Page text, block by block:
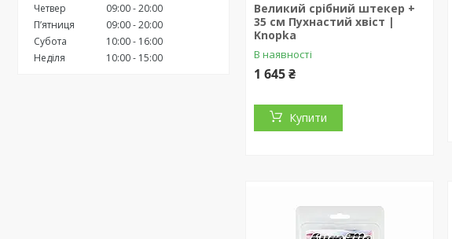
Четвер
09:00 20:00
Пʼятниця
09:00 20:00
Субота
10:00
16:00
Неділя
10:00 15:00
Великий срібний штекер +
35 см Пухнастий хвіст |
Knopka
В наявності
1 645 ₴
Купити